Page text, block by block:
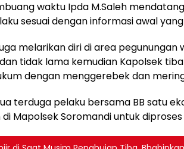
waktu Ipda M.Saleh
sesuai dengan informasi awal
melarikan diri di area pegunungan
tidak lama kemudian Kapolsek
dengan menggerebek dan
terduga pelaku bersama BB satu
Mapolsek Soromandi untuk